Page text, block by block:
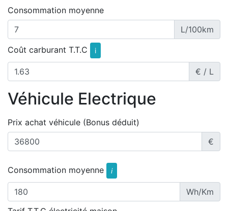
Consommation moyenne
L/100km
Coût carburant T.T.C
i
€ / L
Véhicule Electrique
Prix achat véhicule (Bonus déduit)
€
Consommation moyenne i
Wh/Km